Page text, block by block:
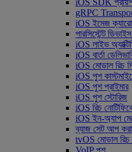
iOS SDK
gRPC
iOS ইমেজ
পারসিস্টেন্ট
iOS লাইভ
iOS বার্তা
iOS মোডাল রিচ
iOS পুশ
iOS পুশ প্রাইমার
iOS পুশ স্টোরিজ
iOS রিচ
iOS ইন-অ্যাপ
ব্যাজ সেট আপ করা
tvOS মোডাল রিচ
VoIP পুশ